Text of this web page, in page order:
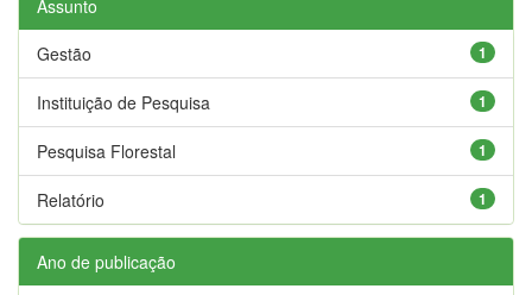
Assunto
1
Gestão
1
Instituição de Pesquisa
1
Pesquisa Florestal
1
Relatório
Ano de publicação